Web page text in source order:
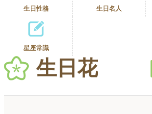
生日性格 生日名人
星座常識
生日花